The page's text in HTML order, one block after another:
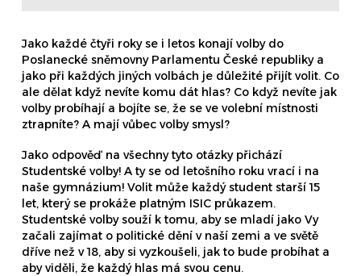
Jako každé čtyři roky se i letos konají volby do
Poslanecké sněmovny Parlamentu České republiky a
jako při každých jiných volbách je důležité přijít volit. Co
ale dělat když nevíte komu dát hlas? Co když nevíte jak
volby probíhají a bojíte se, že se ve volební místnosti
ztrapníte? A mají vůbec volby smysl?
Jako odpověď na všechny tyto otázky přichází
Studentské volby! A ty se od letošního roku vrací i na
naše gymnázium! Volit může každý student starší 15
let, který se prokáže platným ISIC průkazem.
Studentské volby souží k tomu, aby se mladí jako Vy
začali zajímat o politické dění v naší zemi a ve světě
dříve než v 18, aby si vyzkoušeli, jak to bude probíhat a
aby viděli, že každý hlas má svou cenu.